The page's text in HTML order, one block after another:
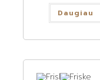
Daugiau